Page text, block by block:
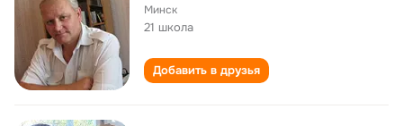
Минск
21 школа
Добавить в друзья